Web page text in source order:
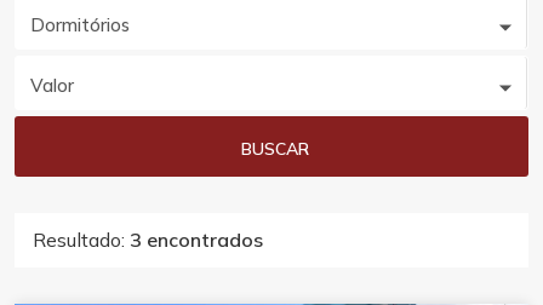
Dormitórios
Valor
BUSCAR
Resultado: 3 encontrados